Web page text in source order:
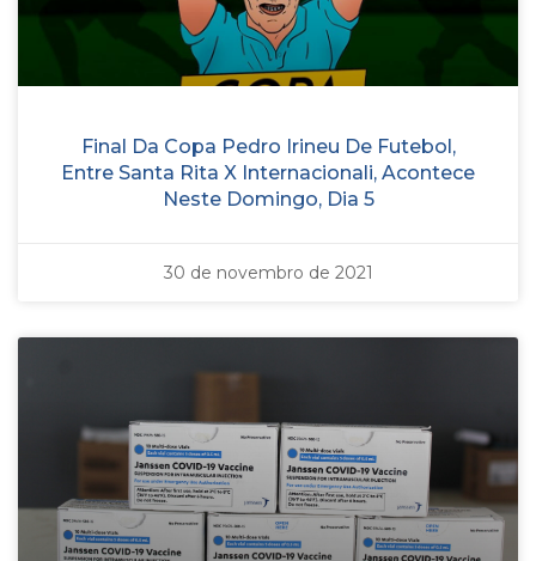
Final Da Copa Pedro Irineu De Futebol,
Entre Santa Rita X Internacionali, Acontece
Neste Domingo, Dia 5
30 de novembro de 2021